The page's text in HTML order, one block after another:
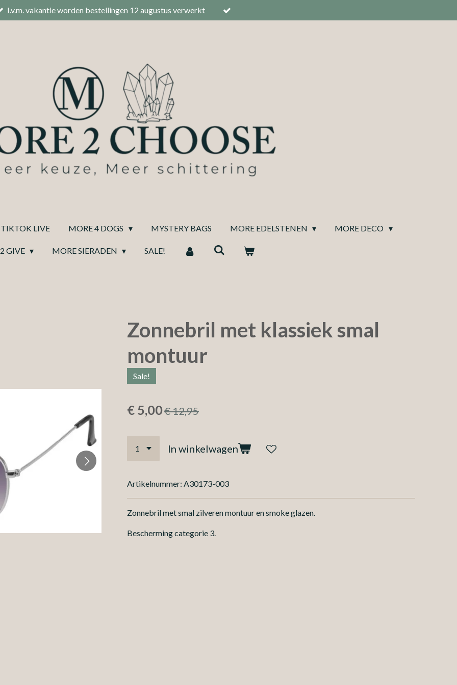
I.v.m. vakantie worden bestellingen 12 augustus verwerkt
LIVE MORE 4 DOGS MYSTERY BAGS MORE EDELSTENEN MORE DECO
GIVE MORE SIERADEN SALE!
Zonnebril met klassiek smal
montuur
Sale!
€ 5,00€ 12,95
In winkelwagen
Artikelnummer: A30173-003
Zonnebril met smal zilveren montuur en smoke glazen.
Bescherming categorie 3.